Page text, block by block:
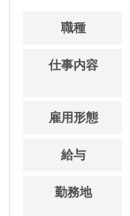
職種
仕事内容
雇用形態
給与
勤務地